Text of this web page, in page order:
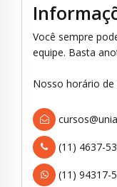
Você sempre
equipe. Basta
Nosso horário
(11) 4637-
(11) 94317-